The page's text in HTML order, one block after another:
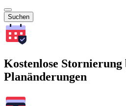
Suchen
Kostenlose Stornierung
Planänderungen